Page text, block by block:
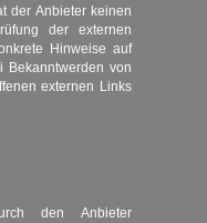
der Anbieter keinen
der externen
Hinweise auf
Bekanntwerden von
externen Links
den Anbieter